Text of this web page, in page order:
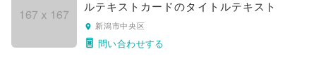
ルテキストカードのタイトルテキスト
新潟市中央区
問い合わせする